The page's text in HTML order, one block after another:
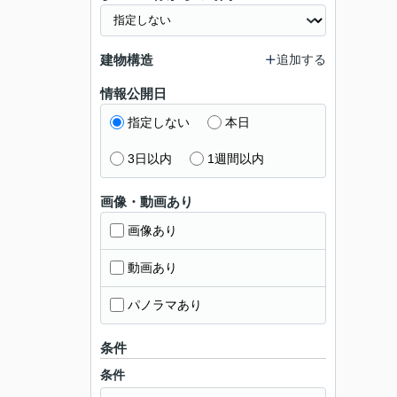
建物構造 追加する
情報公開日
指定しない 本日
3日以内 1週間以内
画像・動画あり
画像あり
動画あり
パノラマあり
条件
条件